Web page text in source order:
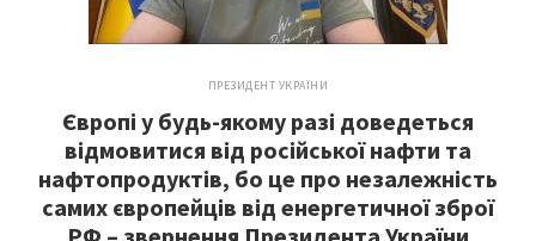
ПРЕЗИДЕНТ УКРАЇНИ
Європі у будь-якому разі доведеться
відмовитися від російської нафти та
нафтопродуктів, бо це про незалежність
самих європейців від енергетичної зброї